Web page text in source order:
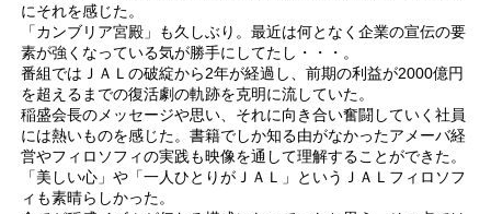
にそれを感じた。
「カンブリア宮殿」も久しぶり。最近は何となく企業の宣伝の要
素が強くなっている気が勝手にしてたし・・・。
番組ではＪＡＬの破綻から2年が経過し、前期の利益が2000億円
を超えるまでの復活劇の軌跡を克明に流していた。
稲盛会長のメッセージや思い、それに向き合い奮闘していく社員
には熱いものを感じた。書籍でしか知る由がなかったアメーバ経
営やフィロソフィの実践も映像を通して理解することができた。
「美しい心」や「一人ひとりがＪＡＬ」というＪＡＬフィロソフ
ィも素晴らしかった。